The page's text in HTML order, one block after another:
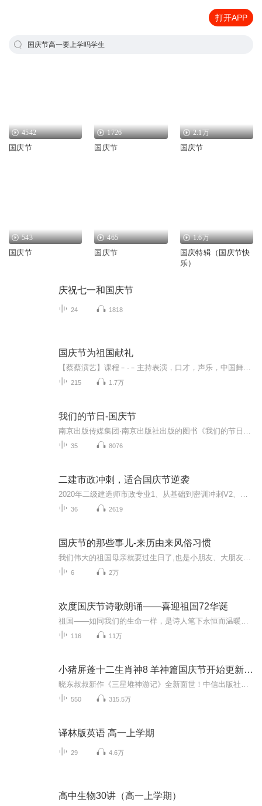
打开APP
国庆节高一要上学吗学生
4542
国庆节
1726
国庆节
2.1万
国庆节
543
国庆节
465
国庆节
1.6万
国庆特辑（国庆节快
乐）
庆祝七一和国庆节
24 1818
国庆节为祖国献礼
215 1.7万
我们的节日-国庆节
35 8076
二建市政冲刺，适合国庆节逆袭
36 2619
国庆节的那些事儿-来历由来风俗习惯
6 2万
欢度国庆节诗歌朗诵——喜迎祖国72华诞
116 11万
小猪屏蓬十二生肖神8 羊神篇国庆节开始更新啦！
550 315.5万
译林版英语 高一上学期
29 4.6万
高中生物30讲（高一上学期）